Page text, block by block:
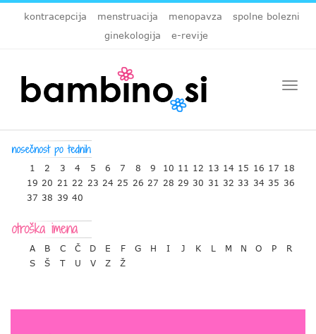
kontracepcija menstruacija menopavza
spolne bolezni
ginekologija
e-revije
1 2 3 4 5 6 7 8 9 10 11 12 13 14 15 16 17 18
19 20 21 22 23 24 25 26 27 28 29 30 31 32 33 34 35 36
37 38 39 40
A B C Č D E F G H I J K L M N O P
R
S
Š T U V Z Ž